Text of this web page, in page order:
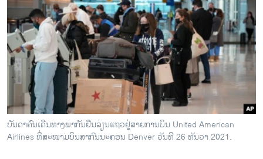
ອິດສະຫຼະພາບດ້ານການຂ່າວ
ຊີວິດຊາວລາວ
ຊຸມຊົນຊາວລາວ
ວິທະຍາສາດ-ເທັກໂນໂລຈີ
ທຸລະກິດ
ພາສາອັງກິດ
ວີດີໂອ
ບັນດາຄົນເດີນທາງພາກັນຢືນລ່ຽນແຖວຢູ່ສາຍການບິນ United American
Airlines ທີ່ສະໜາມບິນສາກົນນະຄອນ Denver ວັນທີ 26 ທັນວາ 2021.